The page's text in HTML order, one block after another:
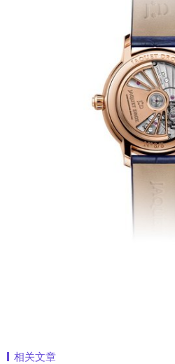
相关文章